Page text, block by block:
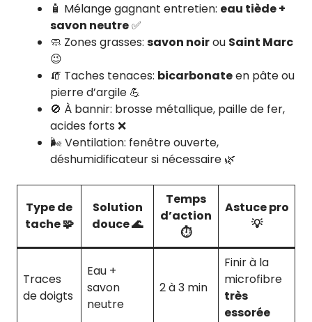
🧴 Mélange gagnant entretien: eau tiède +
savon neutre✅
🧼 Zones grasses: savon noirou Saint Marc
😉
🧯 Taches tenaces: bicarbonateen pâte ou
pierre d’argile 💪
🚫 À bannir: brosse métallique, paille de fer,
acides forts ❌
🌬️ Ventilation: fenêtre ouverte,
déshumidificateur si nécessaire 🌿
Type de
tache 🧩
Solution
douce 🌊
Temps
d’action
⏱️
Astuce pro
💡
Traces
de doigts
Eau +
savon
neutre
2 à 3 min
Finir à la
microfibre
très
essorée